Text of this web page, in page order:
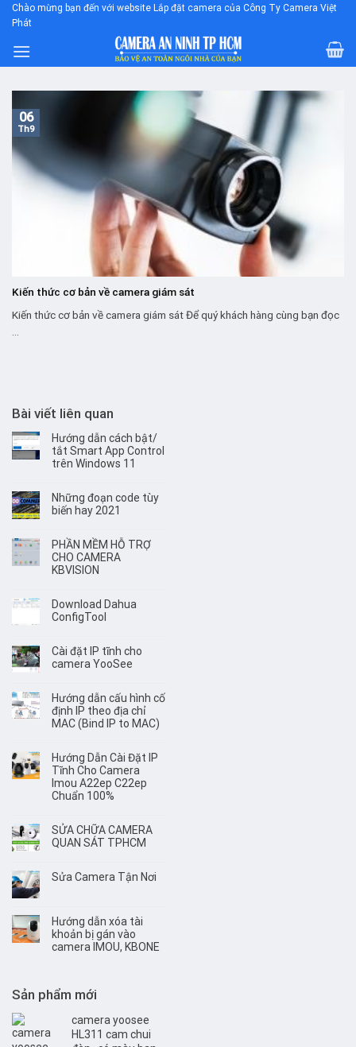
Skip
content
Chào mừng bạn đến với website Lắp đặt camera của Công Ty Camera Việt
Phát
Kiến thức cơ bản về camera giám sát
Kiến thức cơ bản về camera giám sát Để quý khách hàng cùng bạn đọc
06
Th9
Bài viết liên quan
Hướng dẫn cách bật/
tắt Smart App Control
trên Windows 11
Những đoạn code tùy
biến hay 2021
PHẦN MỀM HỖ TRỢ
CHO CAMERA
KBVISION
Download Dahua
ConfigTool
Cài đặt IP tĩnh cho
camera YooSee
Hướng dẫn cấu hình cố
định IP theo địa chỉ
MAC (Bind IP to MAC)
Hướng Dẫn Cài Đặt IP
Tĩnh Cho Camera
Imou A22ep C22ep
Chuẩn 100%
SỬA CHỮA CAMERA
QUAN SÁT TPHCM
Sửa Camera Tận Nơi
Hướng dẫn xóa tài
khoản bị gán vào
camera IMOU, KBONE
Sản phẩm mới
camera yoosee
HL311 cam chui